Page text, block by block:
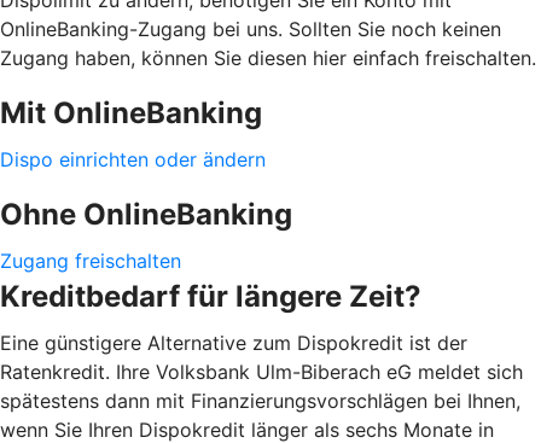
OnlineBanking-Zugang bei uns. Sollten Sie noch keinen
Zugang haben, können Sie diesen hier einfach freischalten.
Mit OnlineBanking
Dispo einrichten oder ändern
Ohne OnlineBanking
Zugang freischalten
Kreditbedarf für längere Zeit?
Eine günstigere Alternative zum Dispokredit ist der
Ratenkredit. Ihre Volksbank Ulm-Biberach eG meldet sich
spätestens dann mit Finanzierungsvorschlägen bei Ihnen,
wenn Sie Ihren Dispokredit länger als sechs Monate in